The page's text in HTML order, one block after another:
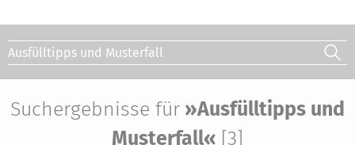
Suchergebnisse für »Ausfülltipps und
Musterfall« [3]